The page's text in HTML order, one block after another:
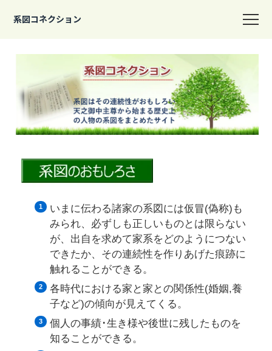
系図コネクション
いまに伝わる諸家の系図には仮冒(偽称)も
みられ、必ずしも正しいものとは限らない
が、出自を求めて家系をどのようにつない
できたか、その連続性を作りあげた痕跡に
触れることができる。
各時代における家と家との関係性(婚姻,養
子など)の傾向が見えてくる。
個人の事績･生き様や後世に残したものを
知ることができる。